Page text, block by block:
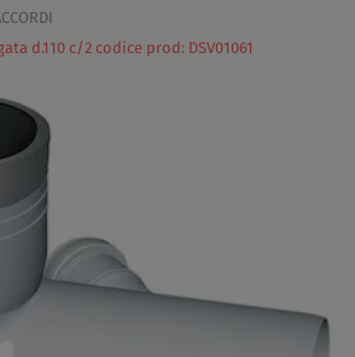
d.110 c/2 codice prod: DSV01061